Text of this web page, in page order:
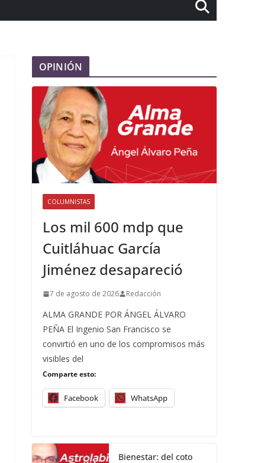
OPINIÓN
COLUMNISTAS
Los mil 600 mdp que
Cuitláhuac García
Jiménez desapareció
7 de agosto de 2026 Redacción
ALMA GRANDE POR ÁNGEL ÁLVARO
PEÑA El Ingenio San Francisco se
convirtió en uno de los compromisos más
visibles del
Comparte esto:
Facebook WhatsApp
Bienestar: del coto